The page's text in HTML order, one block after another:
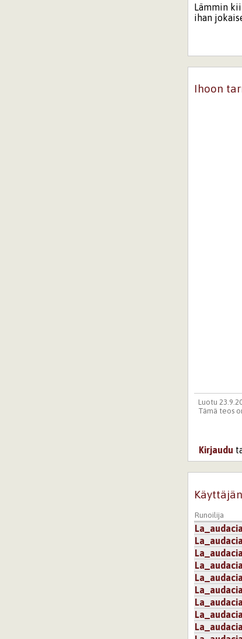
Lämmin
ihan
Ihoon
Luotu
Tämä teos
Kirjaudu
Runoilija
La_audacia
La_audacia
La_audacia
La_audacia
La_audacia
La_audacia
La_audacia
La_audacia
La_audacia